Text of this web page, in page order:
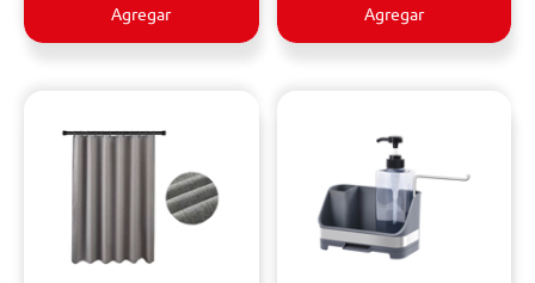
Agregar Agregar